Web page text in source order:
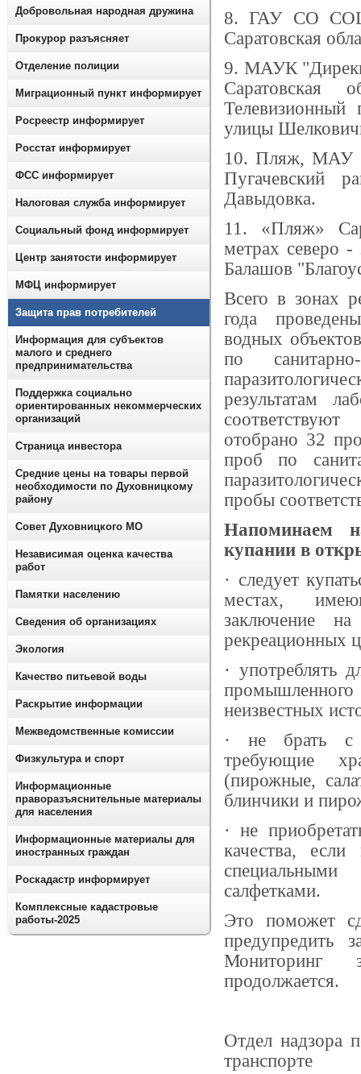
8.ГАУ СО СОЦ
Саратовская
9. МАУК
Саратовская
улицы
10. Пляж, МАУ
Пугачевский
Давыдовка.
11. «Пляж»
метрах северо
Балашов
Всего в зонах
года
водных
по
результатам
отобрано 32
проб по
пробы
Напоминаем
купании в
· следует
местах,
заключение
рекреационных
· употреблять
неизвестных
·не брать с
требующие
(пирожные,
блинчики и
·не
качества,
салфетками.
Это поможет
предупредить
Мониторинг
продолжается.
Отдел надзора
транспорте
Добровольная народная дружина
Прокурор разъясняет
Отделение полиции
Миграционный пункт информирует
Росреестр информирует
Росстат информирует
ФСС информирует
Налоговая служба информирует
Социальный фонд информирует
Центр занятости информирует
МФЦ информирует
Защита прав потребителей
Информация для субъектов
малого и среднего
предпринимательства
Поддержка социально
ориентированных некоммерческих
организаций
Страница инвестора
Средние цены на товары первой
необходимости по Духовницкому
району
Совет Духовницкого МО
Независимая оценка качества
работ
Памятки населению
Сведения об организациях
Экология
Качество питьевой воды
Раскрытие информации
Межведомственные комиссии
Физкультура и спорт
Информационные
праворазъяснительные материалы
для населения
Информационные материалы для
иностранных граждан
Роскадастр информирует
Комплексные кадастровые
работы-2025